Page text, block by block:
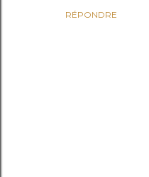
RÉPONDRE